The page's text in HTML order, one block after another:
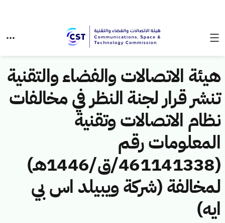
هيئة الاتصالات والفضاء والتقنية
تنشر قرار لجنة النظر في مخالفات
نظام الاتصالات وتقنية
المعلومات رقم
(461141338/ق/1446هـ)
لمخالفة (شركة ويبيلد اس بي
ايه)